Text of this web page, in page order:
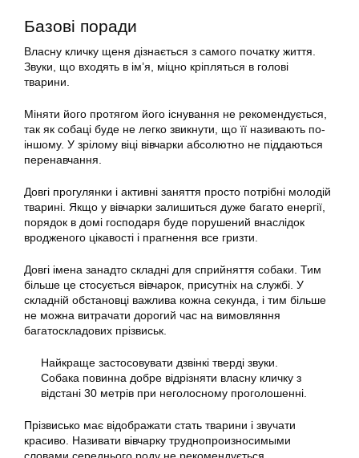
Базові поради
Власну кличку щеня дізнається з самого початку життя.
Звуки, що входять в ім’я, міцно кріпляться в голові
тварини.
Міняти його протягом його існування не рекомендується,
так як собаці буде не легко звикнути, що її називають по-
іншому. У зрілому віці вівчарки абсолютно не піддаються
перенавчання.
Довгі прогулянки і активні заняття просто потрібні молодій
тварині. Якщо у вівчарки залишиться дуже багато енергії,
порядок в домі господаря буде порушений внаслідок
вродженого цікавості і прагнення все гризти.
Довгі імена занадто складні для сприйняття собаки. Тим
більше це стосується вівчарок, присутніх на службі. У
складній обстановці важлива кожна секунда, і тим більше
не можна витрачати дорогий час на вимовляння
багатоскладових прізвиськ.
Найкраще застосовувати дзвінкі тверді звуки.
Собака повинна добре відрізняти власну кличку з
відстані 30 метрів при неголосному проголошенні.
Прізвисько має відображати стать тварини і звучати
красиво. Називати вівчарку труднопроизносимыми